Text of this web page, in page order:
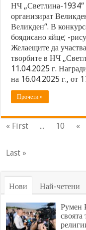
НЧ „Светлина-1934“
организират
Великден“. В
боядисано яйце; -
Желаещите да
творбите в НЧ
11.04.2025 г.
на 16.04.2025 г., от
Прочети »
« First ... 10 «
Last »
Нови Най-четени
Румен